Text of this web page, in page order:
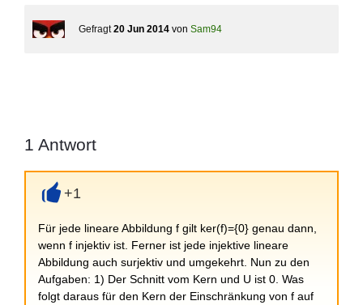
Gefragt 20 Jun 2014 von Sam94
1 Antwort
+1
Für jede lineare Abbildung f gilt ker(f)={0} genau dann,
wenn f injektiv ist. Ferner ist jede injektive lineare
Abbildung auch surjektiv und umgekehrt. Nun zu den
Aufgaben: 1) Der Schnitt vom Kern und U ist 0. Was
folgt daraus für den Kern der Einschränkung von f auf